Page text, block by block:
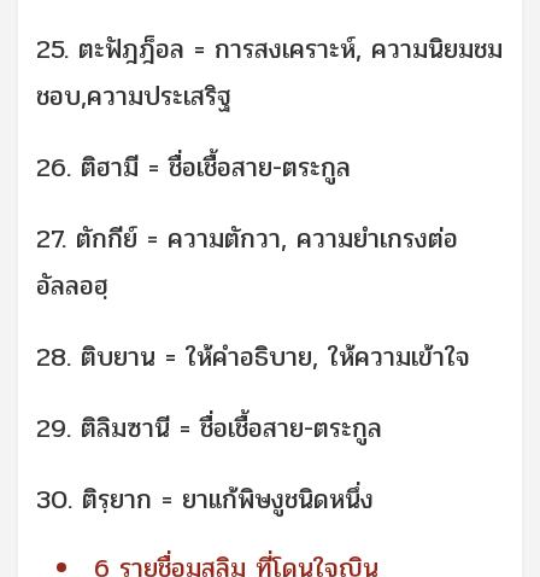
25. ตะฟัฎฎ็อล = การสงเคราะห์, ความนิยมชม
ชอบ,ความประเสริฐ
26. ติฮามี = ชื่อเชื้อสาย-ตระกูล
27. ตักกีย์ = ความตักวา, ความยำเกรงต่อ
อัลลอฮฺ
28. ติบยาน = ให้คำอธิบาย, ให้ความเข้าใจ
29. ติลิมซานี = ชื่อเชื้อสาย-ตระกูล
30. ติรฺยาก = ยาแก้พิษงูชนิดหนึ่ง
6 รายชื่อมุสลิม ที่โดนใจญิน